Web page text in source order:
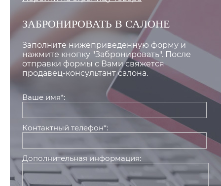
ЗАБРОНИРОВАТЬ В САЛОНЕ
Заполните нижеприведенную форму и
нажмите кнопку "Забронировать". После
отправки формы с Вами свяжется
продавец-консультант салона.
Ваше имя*:
Контактный телефон*:
Дополнительная информация: